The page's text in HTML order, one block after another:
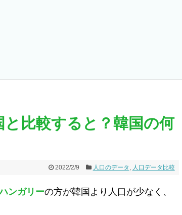
比較すると？韓国の何
2022/2/9 人口のデータ , 人口データ比較
ンガリーの方が韓国より人口が少なく、